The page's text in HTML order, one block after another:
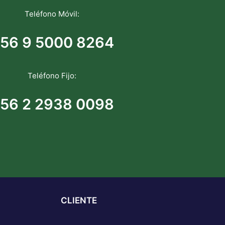
Teléfono Móvil:
9 5000 8264
Teléfono Fijo:
2 2938 0098
CLIENTE